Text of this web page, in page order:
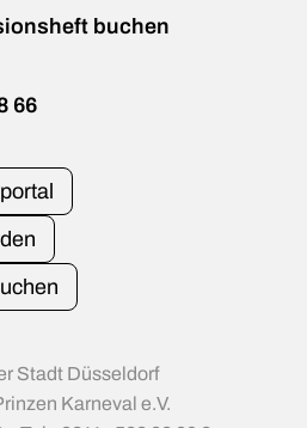
buchen
66
Stadt Düsseldorf
Karneval e.V.